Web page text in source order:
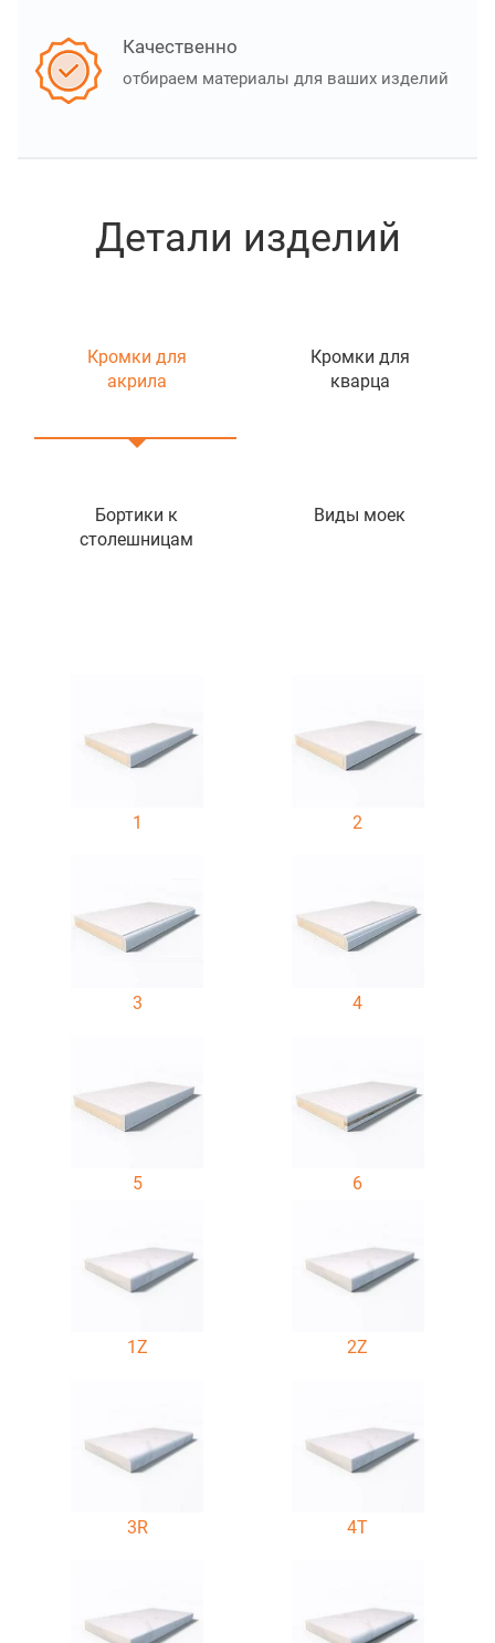
Качественно
отбираем материалы для ваших изделий
Детали изделий
Кромки для
акрила
Кромки для
кварца
Бортики к
столешницам
Виды моек
1 2
3 4
5 6
1Z 2Z
3R 4T